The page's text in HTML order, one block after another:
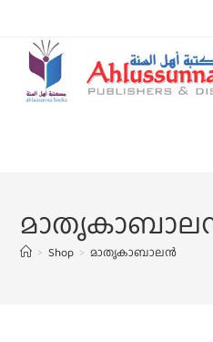
> Shop > മാതൃകാബാലൻ